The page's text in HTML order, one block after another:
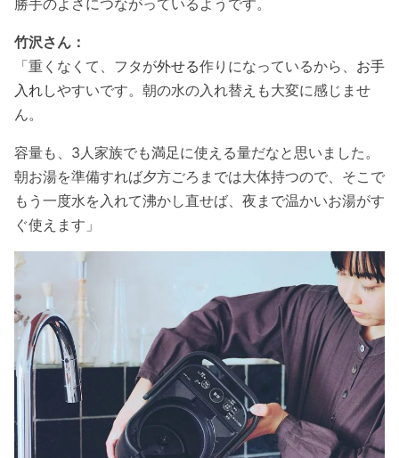
竹沢さん：
「重くなくて、フタが外せる作りになっているから、 お手
入れしやすいです。朝の水の入れ替えも大変に感じませ
ん。
容量も、3人家族でも満足に使える量だなと思いました。
朝お湯を準備すれば夕方ごろまでは大体持つので、そこで
もう一度水を入れて沸かし直せば、夜まで温かいお湯がす
ぐ使えます」